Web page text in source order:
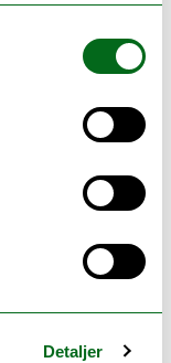
Detaljer
tørre
han.
om at
Harstad.